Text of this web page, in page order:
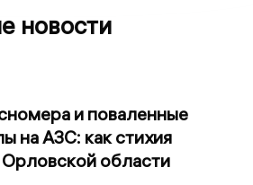
новости
и поваленные
на АЗС: как стихия
области